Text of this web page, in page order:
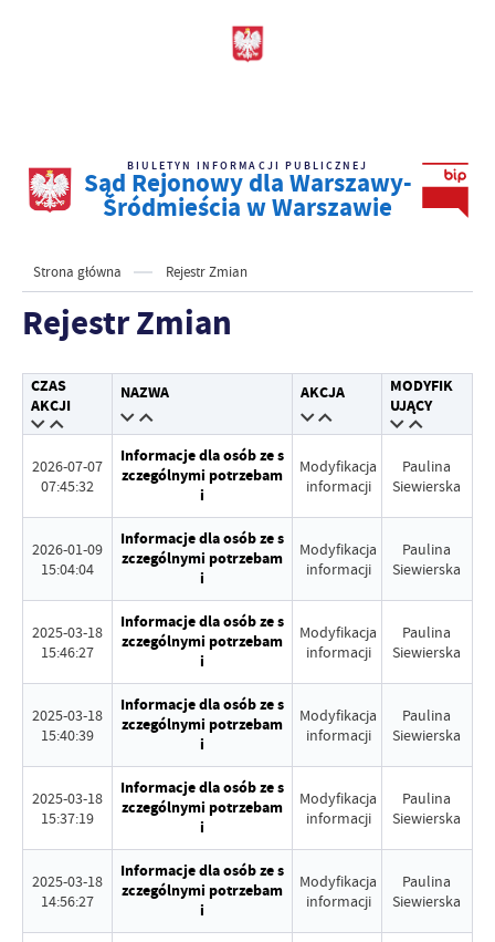
BIULETYN INFORMACJI PUBLICZNEJ
Sąd Rejonowy dla Warszawy-
Śródmieścia w Warszawie
Strona główna Rejestr Zmian
Rejestr Zmian
CZAS
AKCJI
NAZWA AKCJA
MODYFIK
UJĄCY
2026-07-07
07:45:32
Informacje dla osób ze s
zczególnymi potrzebam
i
Modyfikacja
informacji
Paulina
Siewierska
2026-01-09
15:04:04
Informacje dla osób ze s
zczególnymi potrzebam
i
Modyfikacja
informacji
Paulina
Siewierska
2025-03-18
15:46:27
Informacje dla osób ze s
zczególnymi potrzebam
i
Modyfikacja
informacji
Paulina
Siewierska
2025-03-18
15:40:39
Informacje dla osób ze s
zczególnymi potrzebam
i
Modyfikacja
informacji
Paulina
Siewierska
2025-03-18
15:37:19
Informacje dla osób ze s
zczególnymi potrzebam
i
Modyfikacja
informacji
Paulina
Siewierska
2025-03-18
14:56:27
Informacje dla osób ze s
zczególnymi potrzebam
i
Modyfikacja
informacji
Paulina
Siewierska